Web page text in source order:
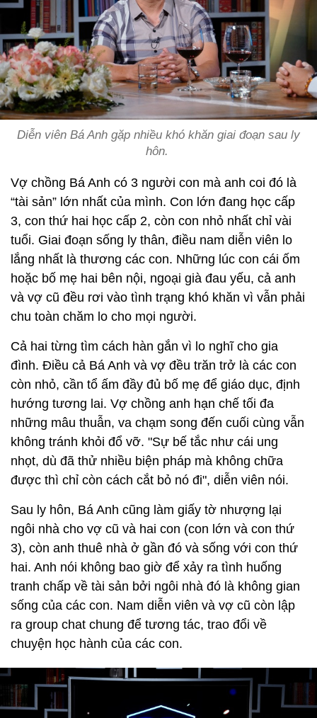
Diễn viên Bá Anh gặp nhiều khó khăn giai đoạn sau ly
hôn.
Vợ chồng Bá Anh có 3 người con mà anh coi đó là
“tài sản” lớn nhất của mình. Con lớn đang học cấp
3, con thứ hai học cấp 2, còn con nhỏ nhất chỉ vài
tuổi. Giai đoạn sống ly thân, điều nam diễn viên lo
lắng nhất là thương các con. Những lúc con cái ốm
hoặc bố mẹ hai bên nội, ngoại già đau yếu, cả anh
và vợ cũ đều rơi vào tình trạng khó khăn vì vẫn phải
chu toàn chăm lo cho mọi người.
Cả hai từng tìm cách hàn gắn vì lo nghĩ cho gia
đình. Điều cả Bá Anh và vợ đều trăn trở là các con
còn nhỏ, cần tổ ấm đầy đủ bố mẹ để giáo dục, định
hướng tương lai. Vợ chồng anh hạn chế tối đa
những mâu thuẫn, va chạm song đến cuối cùng vẫn
không tránh khỏi đổ vỡ. "Sự bế tắc như cái ung
nhọt, dù đã thử nhiều biện pháp mà không chữa
được thì chỉ còn cách cắt bỏ nó đi", diễn viên nói.
Sau ly hôn, Bá Anh cũng làm giấy tờ nhượng lại
ngôi nhà cho vợ cũ và hai con (con lớn và con thứ
3), còn anh thuê nhà ở gần đó và sống với con thứ
hai. Anh nói không bao giờ để xảy ra tình huống
tranh chấp về tài sản bởi ngôi nhà đó là không gian
sống của các con. Nam diễn viên và vợ cũ còn lập
ra group chat chung để tương tác, trao đổi về
chuyện học hành của các con.